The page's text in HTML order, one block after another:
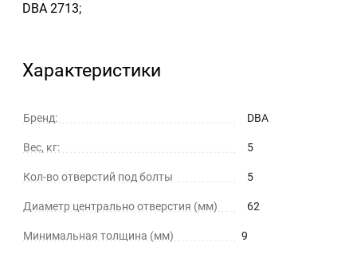
DBA 2713;
Характеристики
Бренд: DBA
Вес, кг: 5
Кол-во отверстий под болты 5
Диаметр центрально отверстия (мм) 62
Минимальная толщина (мм) 9